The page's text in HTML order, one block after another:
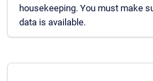
housekeeping. You must make
data is available.